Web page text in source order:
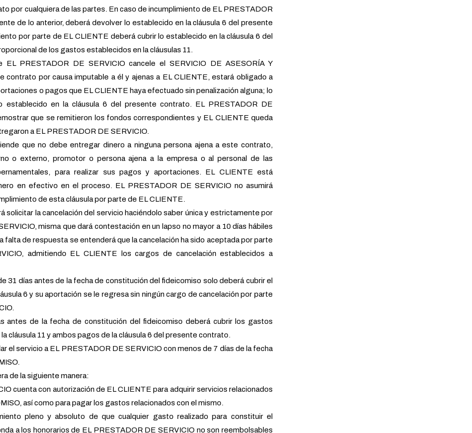
por cualquiera de las partes. En caso de incumplimiento de EL PRESTADOR
de lo anterior, deberá devolver lo establecido en la cláusula 6 del presente
por parte de EL CLIENTE deberá cubrir lo establecido en la cláusula 6 del
de los gastos establecidos en la cláusulas 11.
EL PRESTADOR DE SERVICIO cancele el SERVICIO DE ASESORÍA Y
contrato por causa imputable a él y ajenas a EL CLIENTE, estará obligado a
o pagos que EL CLIENTE haya efectuado sin penalización alguna; lo
establecido en la cláusula 6 del presente contrato. EL PRESTADOR DE
que se remitieron los fondos correspondientes y EL CLIENTE queda
a EL PRESTADOR DE SERVICIO.
que no debe entregar dinero a ninguna persona ajena a este contrato,
o externo, promotor o persona ajena a la empresa o al personal de las
para realizar sus pagos y aportaciones. EL CLIENTE está
en efectivo en el proceso. EL PRESTADOR DE SERVICIO no asumirá
de esta cláusula por parte de EL CLIENTE.
solicitar la cancelación del servicio haciéndolo saber única y estrictamente por
misma que dará contestación en un lapso no mayor a 10 días hábiles
falta de respuesta se entenderá que la cancelación ha sido aceptada por parte
admitiendo EL CLIENTE los cargos de cancelación establecidos a
31 días antes de la fecha de constitución del fideicomiso solo deberá cubrir el
6 y su aportación se le regresa sin ningún cargo de cancelación por parte
antes de la fecha de constitución del fideicomiso deberá cubrir los gastos
cláusula 11 y ambos pagos de la cláusula 6 del presente contrato.
el servicio a EL PRESTADOR DE SERVICIO con menos de 7 días de la fecha
de la siguiente manera:
cuenta con autorización de EL CLIENTE para adquirir servicios relacionados
así como para pagar los gastos relacionados con el mismo.
pleno y absoluto de que cualquier gasto realizado para constituir el
a los honorarios de EL PRESTADOR DE SERVICIO no son reembolsables